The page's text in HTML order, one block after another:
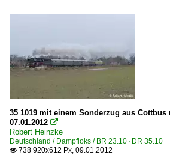
Österreich
Dampfloks
BR 16 · kkStB 310
E-Loks
35 1019 mit einem Sonderzug aus
07.01.2012 
Robert Heinzke
Deutschland / Dampfloks / BR 23.10 · DR 35.10
 738 920x612 Px, 09.01.2012